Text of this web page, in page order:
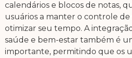
calendários e blocos de notas,
usuários a manter o controle de
otimizar seu tempo. A
saúde e bem-estar também é
importante, permitindo que os